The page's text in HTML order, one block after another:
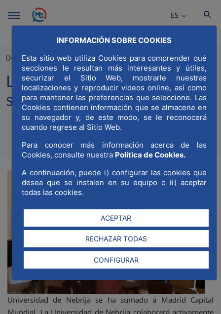
Saltar al contenido principal
INFORMACIÓN SOBRE COOKIES
Esta sitio web utiliza Cookies para comprender qué
secciones le resultan más interesantes y útiles,
securizar el Sitio Web, mostrarle nuestras
localizaciones y reproducir videos online, así como
para mantener las preferencias que seleccione. Las
Cookies contienen información que se almacena en
su navegador y, de este modo, se le reconocerá
cuando regrese al Sitio Web.
Para conocer más información acerca de las
Cookies, consulte nuestra Política de Cookies.
A continuación, puede i) configurar las cookies que
desea que se instalen en su equipo o ii) aceptar
todas las cookies.
ACEPTAR
RECHAZAR TODAS
CONFIGURAR
ES
04/05/2023
La Universidad de Nebrija
se suma a MWCC
Compartir en
Compartir en
Compartir
RSS
La
Universidad de Nebrija se ha sumado a Madrid Capital
Mundial. La Universidad de Nebrija colaborará activamente